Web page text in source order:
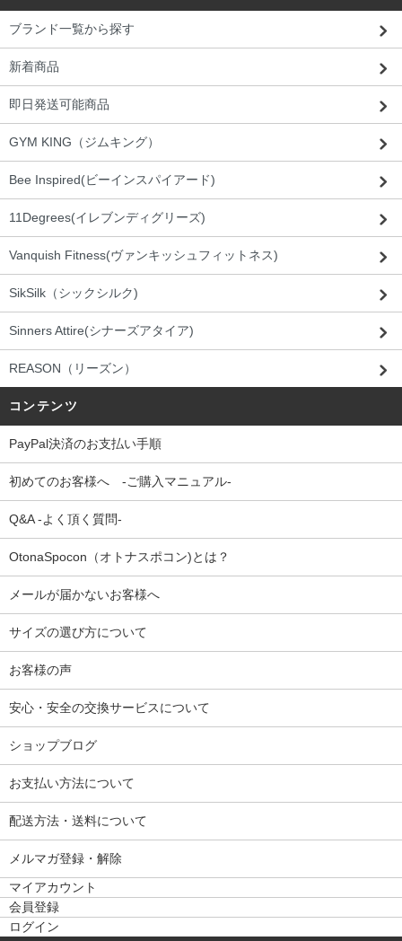
ブランド一覧から探す
新着商品
即日発送可能商品
GYM KING（ジムキング）
Bee Inspired(ビーインスパイアード)
11Degrees(イレブンディグリーズ)
Vanquish Fitness(ヴァンキッシュフィットネス)
SikSilk（シックシルク)
Sinners Attire(シナーズアタイア)
REASON（リーズン）
コンテンツ
PayPal決済のお支払い手順
初めてのお客様へ -ご購入マニュアル-
Q&A -よく頂く質問-
OtonaSpocon（オトナスポコン)とは？
メールが届かないお客様へ
サイズの選び方について
お客様の声
安心・安全の交換サービスについて
ショップブログ
お支払い方法について
配送方法・送料について
メルマガ登録・解除
マイアカウント
会員登録
ログイン